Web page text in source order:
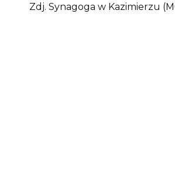
Zdj. Synagoga w Kazimierzu